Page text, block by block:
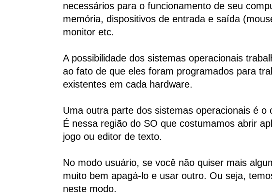
necessários para o funcionamento de seu
memória, dispositivos de entrada e saída
monitor etc.
A possibilidade dos sistemas operacionais
ao fato de que eles foram programados para
existentes em cada hardware.
Uma outra parte dos sistemas operacionais é o
É nessa região do SO que costumamos abrir
jogo ou editor de texto.
No modo usuário, se você não quiser mais
muito bem apagá-lo e usar outro. Ou seja,
neste modo.